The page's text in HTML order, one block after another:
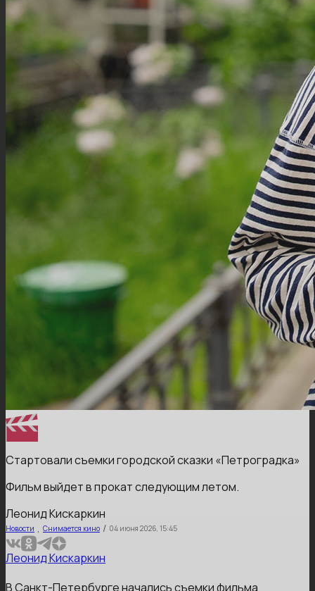
Стартовали съемки городской сказки «Петроградка»
Фильм выйдет в прокат следующим летом.
Леонид Кискаркин
Новости , Снимается кино / 04 июня 2026, 15:45
Леонид Кискаркин
В Санкт-Петербурге начались съемки фильма